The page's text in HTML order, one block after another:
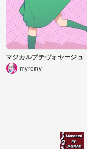
マジカルプチヴォヤージュ
myremy